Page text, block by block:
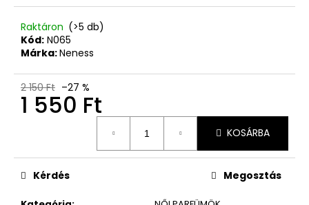
Raktáron (>5 db)
Kód: N065
Márka:Neness
2 150 Ft –27 %
1 550 Ft
KOSÁRBA
Kérdés Megosztás